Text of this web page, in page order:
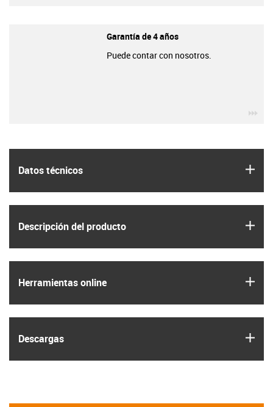
Datos técnicos
Descripción del producto
Herramientas online
Descargas
Garantía de 4 años
Puede contar con nosotros.